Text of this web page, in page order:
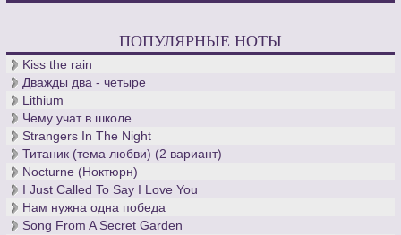
ПОПУЛЯРНЫЕ НОТЫ
Kiss the rain
Дважды два - четыре
Lithium
Чему учат в школе
Strangers In The Night
Титаник (тема любви) (2 вариант)
Nocturne (Ноктюрн)
I Just Called To Say I Love You
Нам нужна одна победа
Song From A Secret Garden